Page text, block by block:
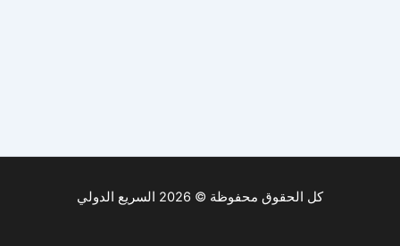
كل الحقوق محفوظة © 2026 السريع الدولي